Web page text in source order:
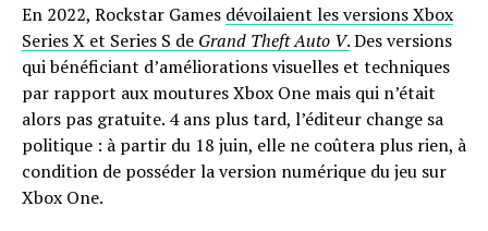
En 2022, Rockstar Games dévoilaient les versions Xbox
Series X et Series S de Grand Theft Auto V.Des versions
qui bénéficiant d’améliorations visuelles et techniques
par rapport aux moutures Xbox One mais qui n’était
alors pas gratuite. 4 ans plus tard, l’éditeur change sa
politique : à partir du 18 juin, elle ne coûtera plus rien, à
condition de posséder la version numérique du jeu sur
Xbox One.